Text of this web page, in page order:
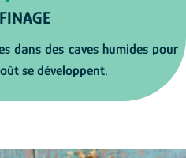
dans des caves humides pour
se développent.